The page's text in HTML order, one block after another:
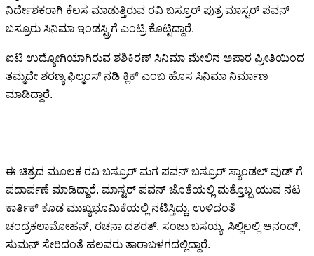
ನಿರ್ದೇಶಕರಾಗಿ ಕೆಲಸ ಮಾಡುತ್ತಿರುವ ರವಿ ಬಸ್ರೂರ್ ಪುತ್ರ ಮಾಸ್ಟರ್ ಪವನ್
ಬಸ್ರೂರು ಸಿನಿಮಾ ಇಂಡಸ್ಟ್ರಿಗೆ ಎಂಟ್ರಿ ಕೊಟ್ಟಿದ್ದಾರೆ.
ಐಟಿ ಉದ್ಯೋಗಿಯಾಗಿರುವ ಶಶಿಕಿರಣ್ ಸಿನಿಮಾ ಮೇಲಿನ ಅಪಾರ ಪ್ರೀತಿಯಿಂದ
ತಮ್ಮದೇ ಶರಣ್ಯ ಫಿಲ್ಮಂಸ್ ನಡಿ ಕ್ಲಿಕ್ ಎಂಬ ಹೊಸ ಸಿನಿಮಾ ನಿರ್ಮಾಣ
ಮಾಡಿದ್ದಾರೆ.
ಈ ಚಿತ್ರದ ಮೂಲಕ ರವಿ ಬಸ್ರೂರ್ ಮಗ ಪವನ್ ಬಸ್ರೂರ್ ಸ್ಯಾಂಡಲ್ ವುಡ್ ಗೆ
ಪದಾರ್ಪಣೆ ಮಾಡಿದ್ದಾರೆ. ಮಾಸ್ಟರ್ ಪವನ್ ಜೊತೆಯಲ್ಲಿ ಮತ್ತೊಬ್ಬ ಯುವ ನಟ
ಕಾರ್ತಿಕ್ ಕೂಡ ಮುಖ್ಯಭೂಮಿಕೆಯಲ್ಲಿ ನಟಿಸ್ತಿದ್ದು, ಉಳಿದಂತೆ
ಚಂದ್ರಕಲಾಮೋಹನ್, ರಚನಾ ದಶರತ್, ಸಂಜು ಬಸಯ್ಯ, ಸಿಲ್ಲಿಲಲ್ಲಿ ಆನಂದ್,
ಸುಮನ್ ಸೇರಿದಂತೆ ಹಲವರು ತಾರಾಬಳಗದಲ್ಲಿದ್ದಾರೆ.